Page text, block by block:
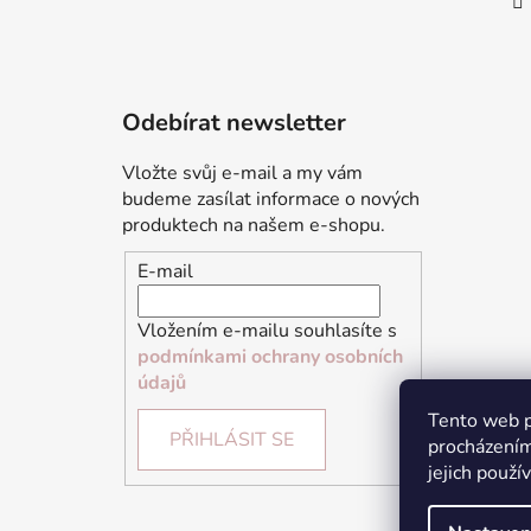
Tento web
jejich
Odebírat newsletter
Vložte svůj e-mail a my vám
budeme zasílat informace o nových
produktech na našem e-shopu.
E-mail
Vložením e-mailu souhlasíte s
podmínkami ochrany osobních
údajů
PŘIHLÁSIT SE